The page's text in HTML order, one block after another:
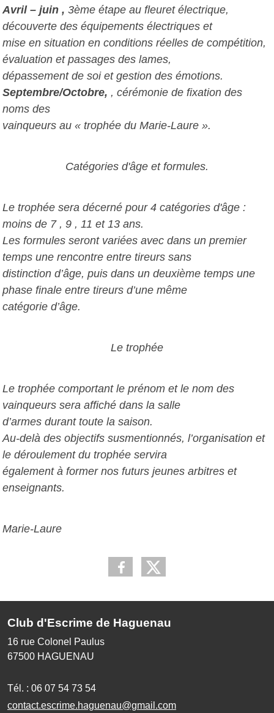
Avril – juin , 3ème étape au fleuret électrique,
découverte des équipements électriques et
mise en situation en conditions réelles de compétition,
évaluation et passages des lames,
dépassement de soi et gestion des émotions.
Septembre/Octobre, , cérémonie de fixation des
noms des
vainqueurs au « trophée du Marie-Laure ».
Catégories d'âge et formules.
Le trophée sera décerné pour 4 catégories d'âge :
moins de 7 , 9 , 11 et 13 ans.
Les formules seront variées avec dans un premier
temps une rencontre entre tireurs sans
distinction d’âge, puis dans un deuxième temps une
phase finale entre tireurs d’une même
catégorie d’âge.
Le trophée
Le trophée comportant le prénom et le nom des
vainqueurs sera affiché dans la salle
d’armes durant toute la saison.
Au-delà des objectifs susmentionnés, l’organisation et
le déroulement du trophée servira
également à former nos futurs jeunes arbitres et
enseignants.
Marie-Laure
Club d'Escrime de Haguenau
16 rue Colonel Paulus
67500 HAGUENAU
Tél. : 06 07 54 73 54
contact.escrime.haguenau@gmail.com